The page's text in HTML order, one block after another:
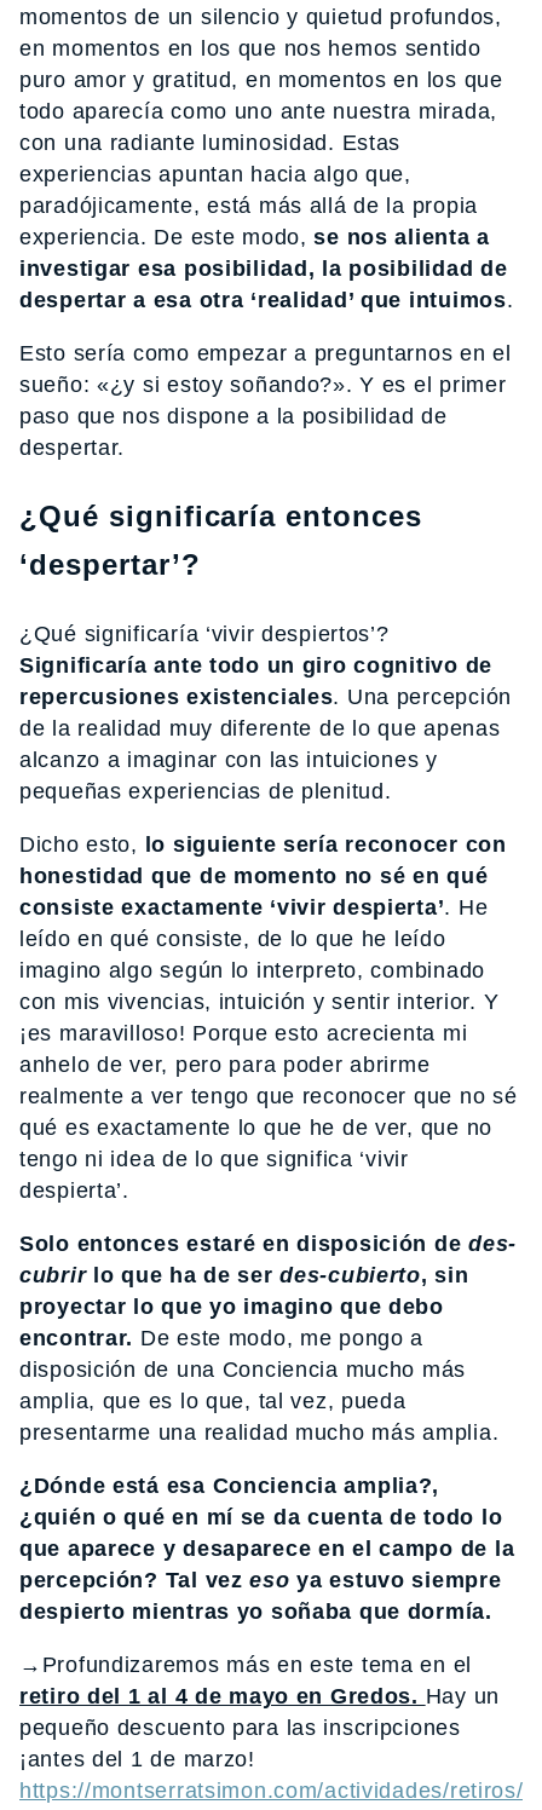
momentos de un silencio y quietud profundos,
en momentos en los que nos hemos sentido
puro amor y gratitud, en momentos en los que
todo aparecía como uno ante nuestra mirada,
con una radiante luminosidad. Estas
experiencias apuntan hacia algo que,
paradójicamente, está más allá de la propia
experiencia. De este modo,se nos alienta a
investigar esa posibilidad, la posibilidad de
despertar a esa otra ‘realidad’ que intuimos.
Esto sería como empezar a preguntarnos en el
sueño: «¿y si estoy soñando?». Y es el primer
paso que nos dispone a la posibilidad de
despertar.
¿Qué significaría entonces
‘despertar’?
¿Qué significaría ‘vivir despiertos’?
Significaría ante todo un giro cognitivo de
repercusiones existenciales. Una percepción
de la realidad muy diferente de lo que apenas
alcanzo a imaginar con las intuiciones y
pequeñas experiencias de plenitud.
Dicho esto,
lo siguiente sería reconocer con
honestidad que de momento no sé en qué
consiste exactamente ‘vivir despierta’. He
leído en qué consiste, de lo que he leído
imagino algo según lo interpreto, combinado
con mis vivencias, intuición y sentir interior. Y
¡es maravilloso! Porque esto acrecienta mi
anhelo de ver, pero para poder abrirme
realmente a ver tengo que reconocer que no sé
qué es exactamente lo que he de ver, que no
tengo ni idea de lo que significa ‘vivir
despierta’.
Solo entonces estaré en disposición de des-
cubrirlo que ha de serdes-cubierto, sin
proyectar lo que yo imagino que debo
encontrar. De este modo, me pongo a
disposición de una Conciencia mucho más
amplia, que es lo que, tal vez, pueda
presentarme una realidad mucho más amplia.
¿Dónde está esa Conciencia amplia?,
¿quién o qué en mí se da cuenta de todo lo
que aparece y desaparece en el campo de la
percepción? Tal vezeso ya estuvo siempre
despierto mientras yo soñaba que dormía.
→Profundizaremos más en este tema en el
retiro del 1 al 4 de mayo en Gredos. Hay un
pequeño descuento para las inscripciones
¡antes del 1 de marzo!
https://montserratsimon.com/actividades/retiros/